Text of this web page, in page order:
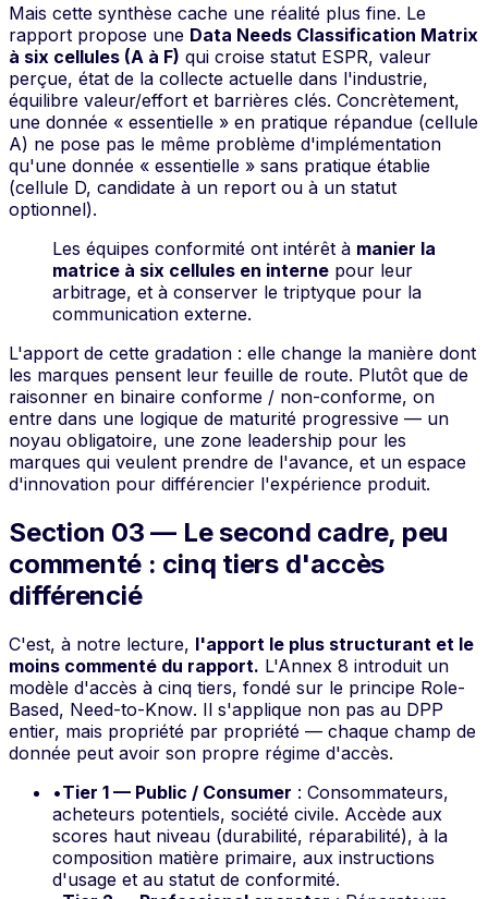
Mais cette synthèse cache une réalité plus fine. Le
rapport propose une Data Needs Classification Matrix
à six cellules (A à F) qui croise statut ESPR, valeur
perçue, état de la collecte actuelle dans l'industrie,
équilibre valeur/effort et barrières clés. Concrètement,
une donnée « essentielle » en pratique répandue (cellule
A) ne pose pas le même problème d'implémentation
qu'une donnée « essentielle » sans pratique établie
(cellule D, candidate à un report ou à un statut
optionnel).
Les équipes conformité ont intérêt à manier la
matrice à six cellules en interne pour leur
arbitrage, et à conserver le triptyque pour la
communication externe.
L'apport de cette gradation : elle change la manière dont
les marques pensent leur feuille de route. Plutôt que de
raisonner en binaire conforme / non-conforme, on
entre dans une logique de maturité progressive — un
noyau obligatoire, une zone leadership pour les
marques qui veulent prendre de l'avance, et un espace
d'innovation pour différencier l'expérience produit.
Section 03 — Le second cadre, peu
commenté : cinq tiers d'accès
différencié
C'est, à notre lecture, l'apport le plus structurant et le
moins commenté du rapport. L'Annex 8 introduit un
modèle d'accès à cinq tiers, fondé sur le principe Role-
Based, Need-to-Know. Il s'applique non pas au DPP
entier, mais propriété par propriété — chaque champ de
donnée peut avoir son propre régime d'accès.
•Tier 1 — Public / Consumer : Consommateurs,
acheteurs potentiels, société civile. Accède aux
scores haut niveau (durabilité, réparabilité), à la
composition matière primaire, aux instructions
d'usage et au statut de conformité.